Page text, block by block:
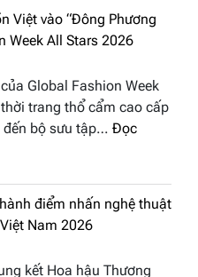
đưa hồn Việt vào “Đông
tại Global Fashion Week
Global Fashion Week
trang thổ cẩm cao cấp
bộ sưu tập…
Cổ” trở thành điểm nhấn